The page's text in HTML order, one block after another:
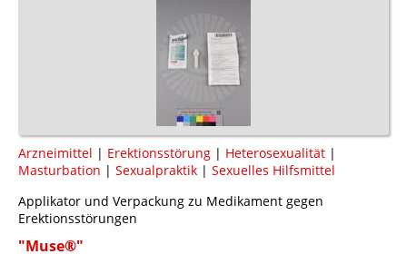
Arzneimittel | Erektionsstörung | Heterosexualität |
Masturbation | Sexualpraktik | Sexuelles Hilfsmittel
Applikator und Verpackung zu Medikament gegen
Erektionsstörungen
"Muse®"